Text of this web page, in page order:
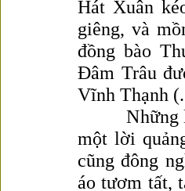
Hát Xuân
giêng, và
đồng bào
Ðâm Trâu
Vĩnh Thạnh (.
Những lễ
một lời
cũng đông
áo tươm tất,